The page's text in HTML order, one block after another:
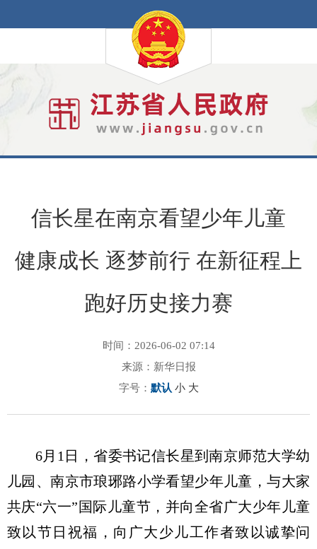
信长星在南京看望少年儿童
健康成长 逐梦前行 在新征程上
跑好历史接力赛
时间：2026-06-02 07:14
来源：新华日报
字号： 默认 小 大
6月1日，省委书记信长星到南京师范大学幼
儿园、南京市琅琊路小学看望少年儿童，与大家
共庆“六一”国际儿童节，并向全省广大少年儿童
致以节日祝福，向广大少儿工作者致以诚挚问